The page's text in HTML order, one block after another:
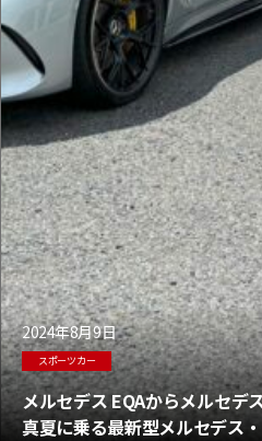
2024年8月9日
スポーツカー
メルセデス EQAからメルセデ
真夏に乗る最新型メルセデス